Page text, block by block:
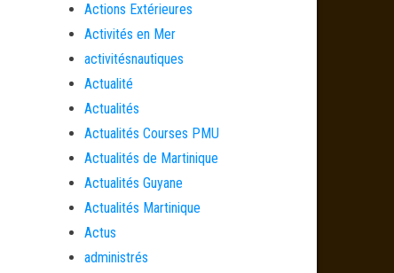
Actions Extérieures
Activités en Mer
activitésnautiques
Actualité
Actualités
Actualités Courses PMU
Actualités de Martinique
Actualités Guyane
Actualités Martinique
Actus
administrés